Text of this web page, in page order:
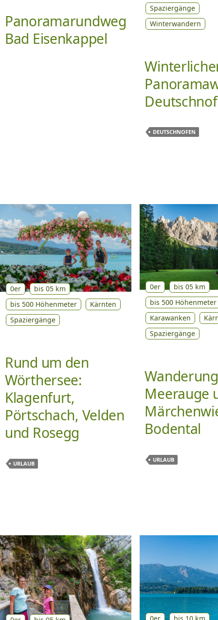
Panoramarundweg
Bad Eisenkappel
Spaziergänge
Winterwandern
DEUTSCHNOFEN
0er
bis 05 km
bis 500 Höhenmeter
Kärnten
Spaziergänge
Rund um den
Wörthersee:
Klagenfurt,
Pörtschach, Velden
und Rosegg
URLAUB
0er
bis 05 km
bis 500 Höhenmeter
Karawanken
Spaziergänge
Meerauge
Bodental
URLAUB
0er bis 10 km